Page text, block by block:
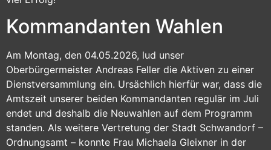
Kommandanten Wahlen
Am Montag, den 04.05.2026, lud unser
Oberbürgermeister Andreas Feller die Aktiven zu einer
Dienstversammlung ein. Ursächlich hierfür war, dass die
Amtszeit unserer beiden Kommandanten regulär im Juli
endet und deshalb die Neuwahlen auf dem Programm
standen. Als weitere Vertretung der Stadt Schwandorf –
Ordnungsamt – konnte Frau Michaela Gleixner in der